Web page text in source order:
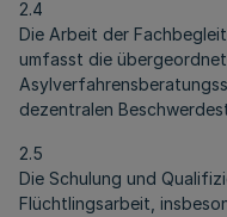
2.4
Die Arbeit der
umfasst die
dezentralen
2.5
Die Schulung und
Flüchtlingsarbeit,